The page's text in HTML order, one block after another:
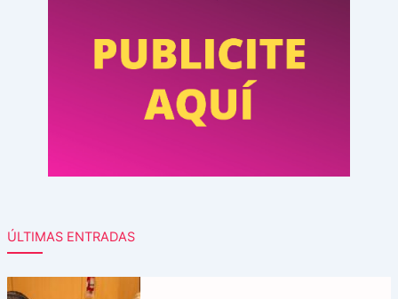
ÚLTIMAS ENTRADAS